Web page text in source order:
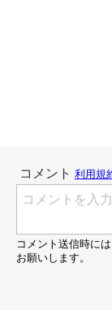
“Hello, Mamoru!!”
“Meow”